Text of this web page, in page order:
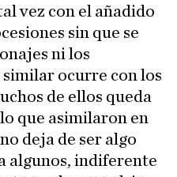
vez con el añadido
sin que se
ni los
ocurre con los
de ellos queda
que asimilaron en
deja de ser algo
algunos, indiferente